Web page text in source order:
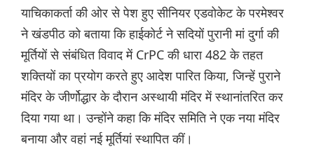
याचिकाकर्ता की ओर से पेश हुए सीनियर एडवोकेट के परमेश्वर
ने खंडपीठ को बताया कि हाईकोर्ट ने सदियों पुरानी मां दुर्गा की
मूर्तियों से संबंधित विवाद में CrPC की धारा 482 के तहत
शक्तियों का प्रयोग करते हुए आदेश पारित किया, जिन्हें पुराने
मंदिर के जीर्णोद्धार के दौरान अस्थायी मंदिर में स्थानांतरित कर
दिया गया था। उन्होंने कहा कि मंदिर समिति ने एक नया मंदिर
बनाया और वहां नई मूर्तियां स्थापित कीं।